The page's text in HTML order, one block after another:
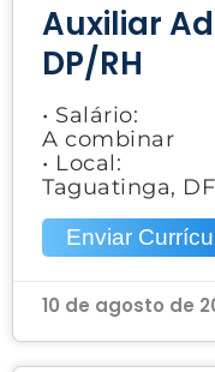
Auxiliar
DP/RH
• Salário:
A combinar
• Local:
Taguatinga, DF
Enviar
10 de agosto de